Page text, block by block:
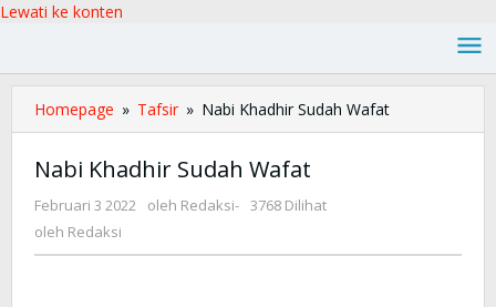
Lewati ke konten
Homepage » Tafsir » Nabi Khadhir Sudah Wafat
Nabi Khadhir Sudah Wafat
Februari 3 2022 oleh Redaksi- 3768 Dilihat
oleh Redaksi